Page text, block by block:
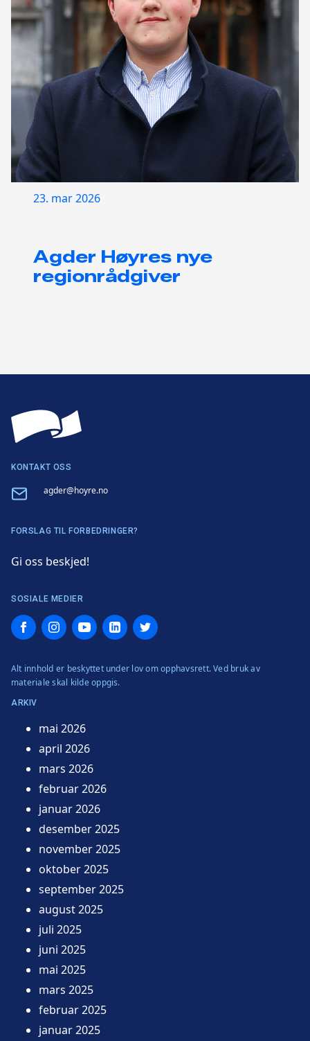
23. mar 2026
Agder Høyres nye
regionrådgiver
KONTAKT OSS
Email agder@hoyre.no
FORSLAG TIL FORBEDRINGER?
Gi oss beskjed!
SOSIALE MEDIER
FacebookInstagramYouTubeLinkedInTwitter
Alt innhold er beskyttet under lov om opphavsrett. Ved bruk av
materiale skal kilde oppgis.
ARKIV
mai 2026
april 2026
mars 2026
februar 2026
januar 2026
desember 2025
november 2025
oktober 2025
september 2025
august 2025
juli 2025
juni 2025
mai 2025
mars 2025
februar 2025
januar 2025